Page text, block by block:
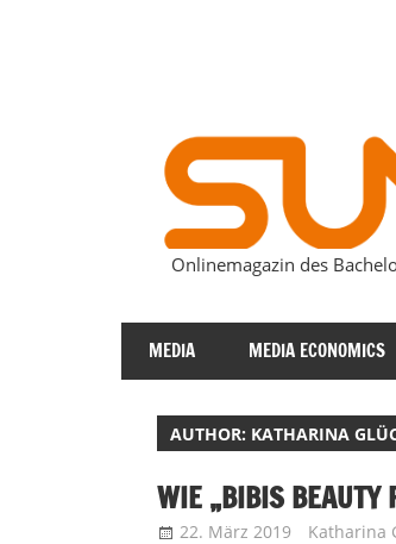
SUMOmag
Onlinemagazin des
MEDIA MEDIA ECONOMICS
AUTHOR: KATHARINA
WIE „BIBIS BEAUTY
22. März 2019 Katharina